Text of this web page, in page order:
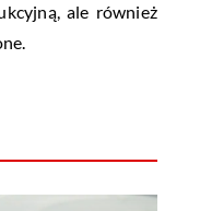
ale również